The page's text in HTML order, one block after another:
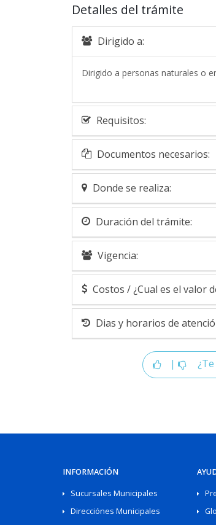
Detalles del trámite
Dirigido a:
Dirigido a personas naturales o
Requisitos:
Documentos necesarios:
Donde se realiza:
Duración del trámite:
Vigencia:
Costos / ¿Cual es el valor
Dias y horarios de
|
INFORMACIÓN
Sucursales Municipales
Direcciónes Municipales